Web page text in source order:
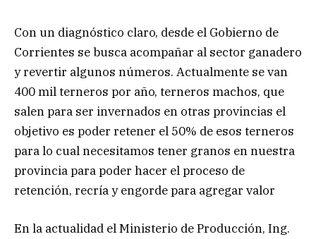
Con un diagnóstico claro, desde el Gobierno de
Corrientes se busca acompañar al sector ganadero
y revertir algunos números. Actualmente se van
400 mil terneros por año, terneros machos, que
salen para ser invernados en otras provincias el
objetivo es poder retener el 50% de esos terneros
para lo cual necesitamos tener granos en nuestra
provincia para poder hacer el proceso de
retención, recría y engorde para agregar valor
En la actualidad el Ministerio de Producción, Ing.